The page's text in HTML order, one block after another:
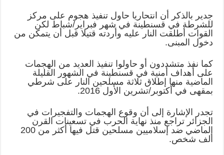
جدير بالذكر أن انتحاريا حاول تنفيذ هجوم على مركز
للشرطة في قسنطينة في شهر فبراير/شباط لكن
القوات أطلقت النار عليه وأردته قتيلا قبل أن يتمكن من
دخول المبنى.
كما نفذ متشددون أو حاولوا تنفيذ العديد من الهجمات
على أهداف أمنية في قسنطينة في الشهور القليلة
الماضية منها إطلاق ثلاثة مسلحين النار على شرطي
بمقهى في أكتوبر/تشرين الأول 2016.
تجدر الإشارة إلى أن وقوع الهجمات والتفجيرات في
الجزائر تراجع منذ نهاية الحرب في تسعينات القرن
الماضي ضد إسلاميين مسلحين قتل فيها أكثر من 200
ألف شخص.